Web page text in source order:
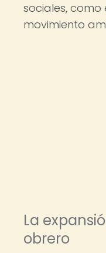
sociales, como
movimiento
La
obrero